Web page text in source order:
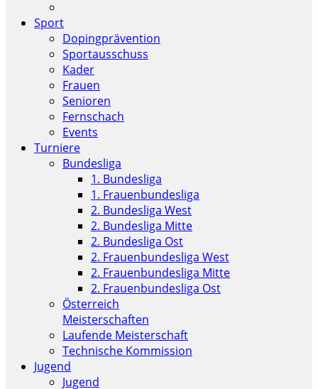
Sport
Dopingprävention
Sportausschuss
Kader
Frauen
Senioren
Fernschach
Events
Turniere
Bundesliga
1. Bundesliga
1. Frauenbundesliga
2. Bundesliga West
2. Bundesliga Mitte
2. Bundesliga Ost
2. Frauenbundesliga West
2. Frauenbundesliga Mitte
2. Frauenbundesliga Ost
Österreich
Meisterschaften
Laufende Meisterschaft
Technische Kommission
Jugend
Jugend